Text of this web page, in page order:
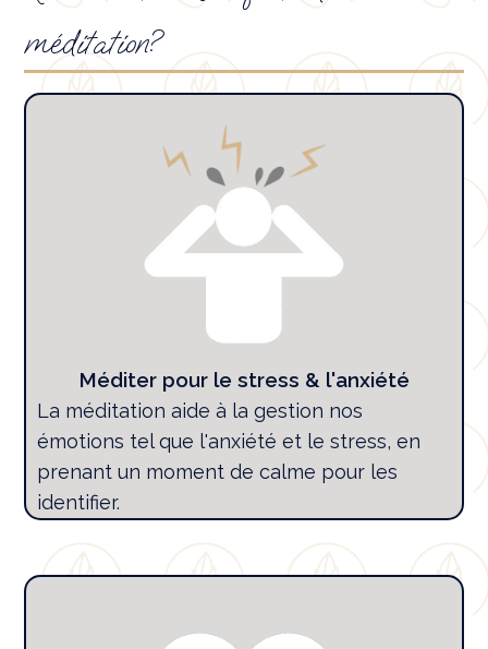
méditation?
Méditer pour le stress & l'anxiété
La méditation aide à la gestion nos
émotions tel que l'anxiété et le stress, en
prenant un moment de calme pour les
identifier.